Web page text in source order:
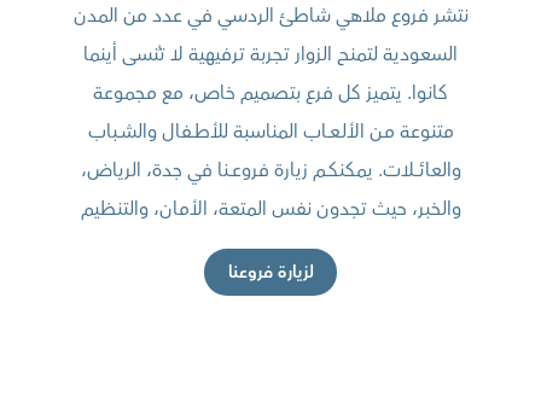
نتشر فروع ملاهي شاطئ الردسي في عدد من المدن
السعودية لتمنح الزوار تجربة ترفيهية لا تُنسى أينما
كانوا. يتميز كل فرع بتصميم خاص، مع مجموعة
متنوعة مـن الألـعــاب المناسبة للأطــفال والشــباب
والعائــــلات. يمكنكــم زيارة فروعــنا في جدة، الرياض،
والخبر، حيث تجدون نفس المتعة، الأمان، والتنظيم
لزيارة فروعنا